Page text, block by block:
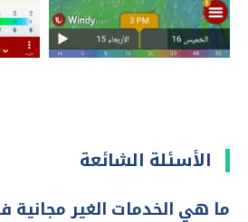
الأسئلة الشائعة
ما هي الخدمات الغير مجانية